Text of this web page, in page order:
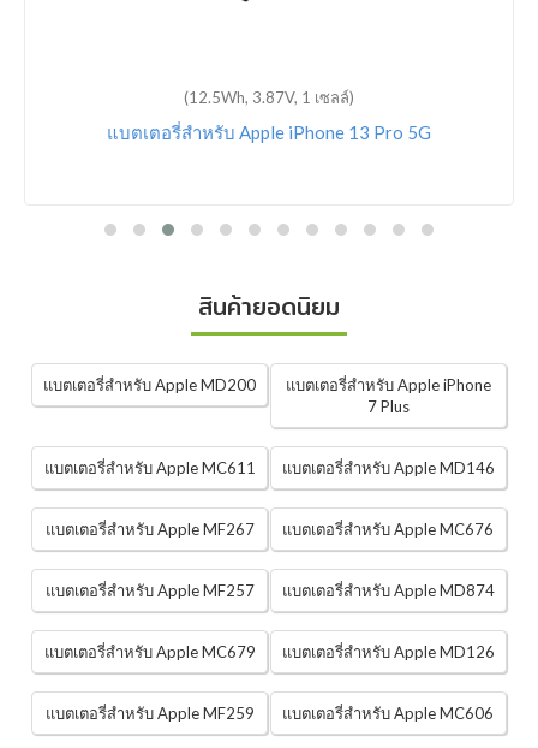
(12.5Wh, 3.87V, 1 เซลล์)
แบตเตอรี่สำหรับ Apple iPhone 13 Pro 5G
สินค้ายอดนิยม
แบตเตอรี่สำหรับ Apple MD200
แบตเตอรี่สำหรับ Apple iPhone
7 Plus
แบตเตอรี่สำหรับ Apple MC611 แบตเตอรี่สำหรับ Apple MD146
แบตเตอรี่สำหรับ Apple MF267 แบตเตอรี่สำหรับ Apple MC676
แบตเตอรี่สำหรับ Apple MF257 แบตเตอรี่สำหรับ Apple MD874
แบตเตอรี่สำหรับ Apple MC679 แบตเตอรี่สำหรับ Apple MD126
แบตเตอรี่สำหรับ Apple MF259 แบตเตอรี่สำหรับ Apple MC606